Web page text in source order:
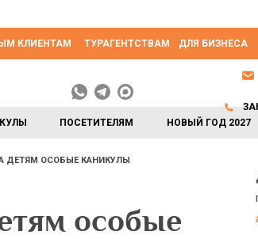
КЛИЕНТАМ ТУРАГЕНТСТВАМ ДЛЯ БИЗНЕСА
ПОСЕТИТЕЛЯМ НОВЫЙ ГОД 2027
ДЕТЯМ ОСОБЫЕ КАНИКУЛЫ
особые